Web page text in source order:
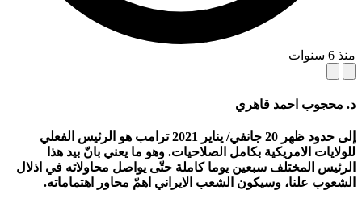
منذ 6 سنوات
د. محجوب احمد قاهري
إلى حدود ظهر 20 جانفي/ يناير 2021 ترامب هو الرئيس الفعلي
للولايات الامريكية بكامل الصلاحيات. وهو ما يعني بانّ بيد هذا
الرئيس المختلف سبعين يوما كاملة حتّى يواصل محاولاته في اذلال
الشعوب علنا، وسيكون الشعب الايراني اهمّ محاور اهتماماته.